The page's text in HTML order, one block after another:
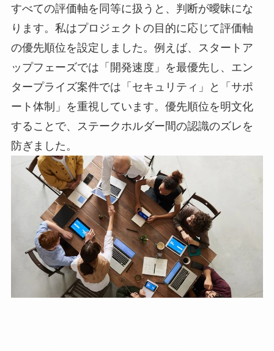
すべての評価軸を同等に扱うと、判断が曖昧にな
ります。私はプロジェクトの目的に応じて評価軸
の優先順位を設定しました。例えば、スタートア
ップフェーズでは「開発速度」を最優先し、エン
タープライズ案件では「セキュリティ」と「サポ
ート体制」を重視しています。優先順位を明文化
することで、ステークホルダー間の認識のズレを
防ぎました。